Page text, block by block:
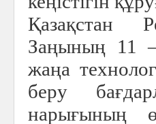
Қазақстан
Заңының 11
жаңа
беру
нарығының